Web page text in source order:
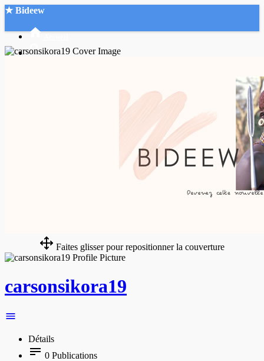
★ Bideew
Faites glisser pour repositionner la couverture
carsonsikora19
Détails
0 Publications